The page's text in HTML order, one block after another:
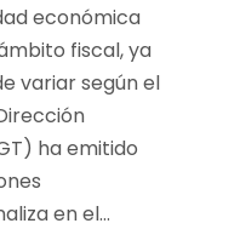
económica
fiscal, ya
variar según el
ha emitido
en el...